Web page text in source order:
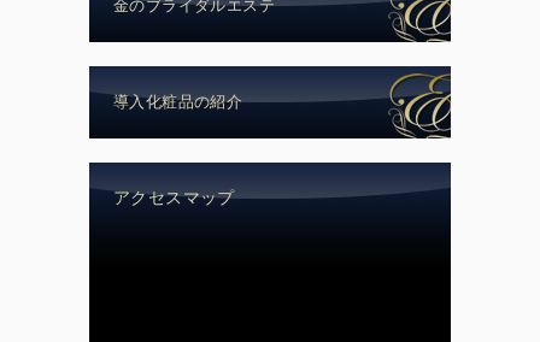
金のブライダルエステ
導入化粧品の紹介
アクセスマップ